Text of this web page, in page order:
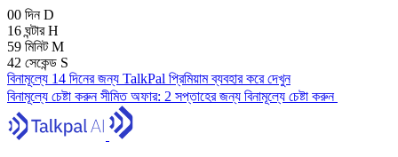
00 দিনD
16 ঘন্টারH
59 মিনিটM
41 সেকেন্ড S
বিনামূল্যে 14 দিনের জন্য TalkPal প্রিমিয়াম ব্যবহার করে দেখুন
বিনামূল্যে চেষ্টা করুনসীমিত অফার: 2 সপ্তাহের জন্য বিনামূল্যে চেষ্টা করুন